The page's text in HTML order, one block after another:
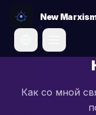
New
Change language
Как со мной